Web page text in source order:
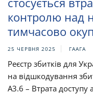
контролю над
тимчасово
25 ЧЕРВНЯ 2025 ГААГА
Реєстр збитків для
на відшкодування
A3.6 – Втрата